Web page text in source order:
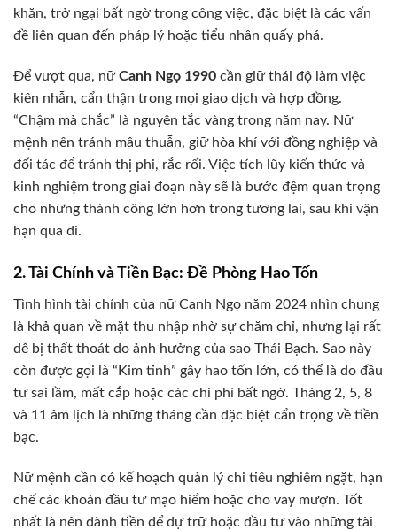
khăn, trở ngại bất ngờ trong công việc, đặc biệt là các vấn
đề liên quan đến pháp lý hoặc tiểu nhân quấy phá.
Để vượt qua, nữCanh Ngọ 1990 cần giữ thái độ làm việc
kiên nhẫn, cẩn thận trong mọi giao dịch và hợp đồng.
“Chậm mà chắc” là nguyên tắc vàng trong năm nay. Nữ
mệnh nên tránh mâu thuẫn, giữ hòa khí với đồng nghiệp và
đối tác để tránh thị phi, rắc rối. Việc tích lũy kiến thức và
kinh nghiệm trong giai đoạn này sẽ là bước đệm quan trọng
cho những thành công lớn hơn trong tương lai, sau khi vận
hạn qua đi.
2. Tài Chính và Tiền Bạc: Đề Phòng Hao Tốn
Tình hình tài chính của nữ Canh Ngọ năm 2024 nhìn chung
là khả quan về mặt thu nhập nhờ sự chăm chỉ, nhưng lại rất
dễ bị thất thoát do ảnh hưởng của sao Thái Bạch. Sao này
còn được gọi là “Kim tinh” gây hao tốn lớn, có thể là do đầu
tư sai lầm, mất cắp hoặc các chi phí bất ngờ. Tháng 2, 5, 8
và 11 âm lịch là những tháng cần đặc biệt cẩn trọng về tiền
bạc.
Nữ mệnh cần có kế hoạch quản lý chi tiêu nghiêm ngặt, hạn
chế các khoản đầu tư mạo hiểm hoặc cho vay mượn. Tốt
nhất là nên dành tiền để dự trữ hoặc đầu tư vào những tài